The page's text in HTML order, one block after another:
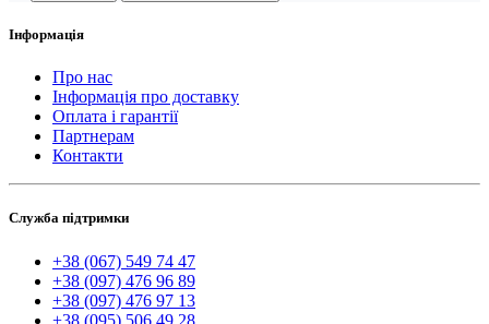
Інформація
Про нас
Інформація про доставку
Оплата і гарантії
Партнерам
Контакти
Служба підтримки
+38 (067) 549 74 47
+38 (097) 476 96 89
+38 (097) 476 97 13
+38 (095) 506 49 28